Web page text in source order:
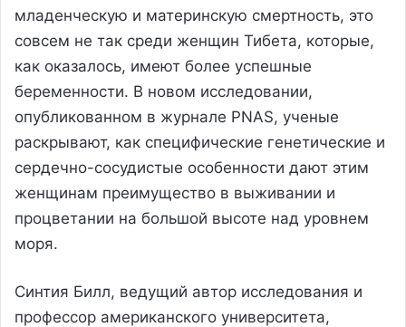
младенческую и материнскую смертность, это
совсем не так среди женщин Тибета, которые,
как оказалось, имеют более успешные
беременности. В новом исследовании,
опубликованном в журнале PNAS, ученые
раскрывают, как специфические генетические и
сердечно-сосудистые особенности дают этим
женщинам преимущество в выживании и
процветании на большой высоте над уровнем
моря.
Синтия Билл, ведущий автор исследования и
профессор американского университета,